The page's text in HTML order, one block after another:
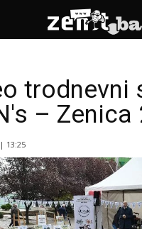
trodnevni
– Zenica
13:25